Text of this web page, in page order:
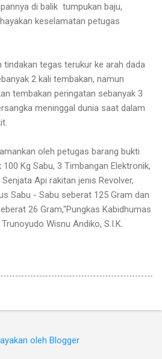
di balik tumpukan baju,
keselamatan petugas
tindakan tegas terukur ke arah dada
2 kali tembakan, namun
tembakan peringatan sebanyak 3
meninggal dunia saat dalam
oleh petugas barang bukti
Kg Sabu, 3 Timbangan Elektronik,
Api rakitan jenis Revolver,
Sabu - Sabu seberat 125 Gram dan
26 Gram,"Pungkas Kabidhumas
Wisnu Andiko, S.I.K.
oleh Blogger